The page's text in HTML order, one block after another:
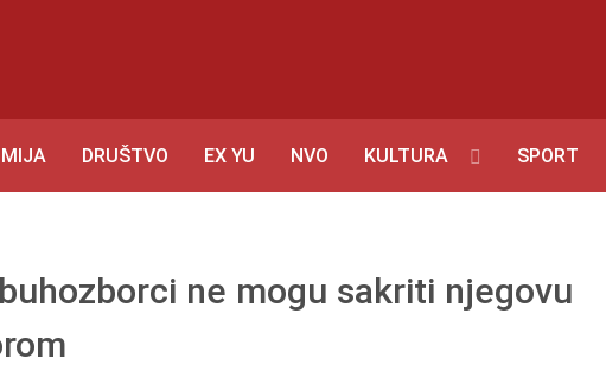
DRUŠTVO EX YU NVO KULTURA SPORT
ne mogu sakriti njegovu